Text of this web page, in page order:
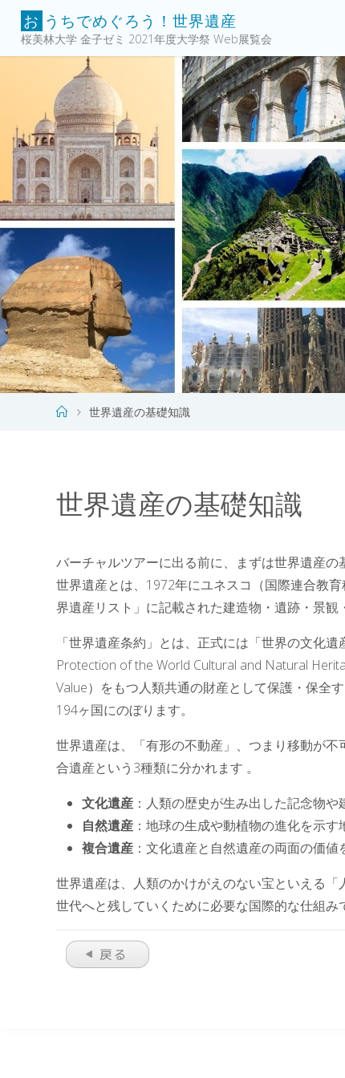
テ
プ
お う ちでめ ぐろ う ！ 世界遺産
桜美林大学 金子ゼミ 2021年度大学祭 Web展覧会
ホ
世界遺産の基礎知識
世界遺産の基礎知識
バーチャルツアーに出る前に、まずは世界遺産の
世界遺産とは、1972年にユネスコ（国際連合教
界遺産リスト」に記載された建造物・遺跡・景観
「世界遺産条約」とは、正式には「世界の文化
Protection of the World Cultural and Natural
Value）をもつ人類共通の財産として保護・保全
194ヶ国にのぼります。
世界遺産は、「有形の不動産」、つまり移動が
合遺産という3種類に分かれます 。
文化遺産：人類の歴史が生み出した記念物や
自然遺産：地球の生成や動植物の進化を示す
複合遺産：文化遺産と自然遺産の両面の価値
世界遺産は、人類のかけがえのない宝といえる
世代へと残していくために必要な国際的な仕組み